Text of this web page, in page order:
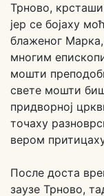
Трново,
јер се бојаху
блаженог
многим
мошти
свете мошти
придворној
точаху
вером
После доста
заузе Трново,